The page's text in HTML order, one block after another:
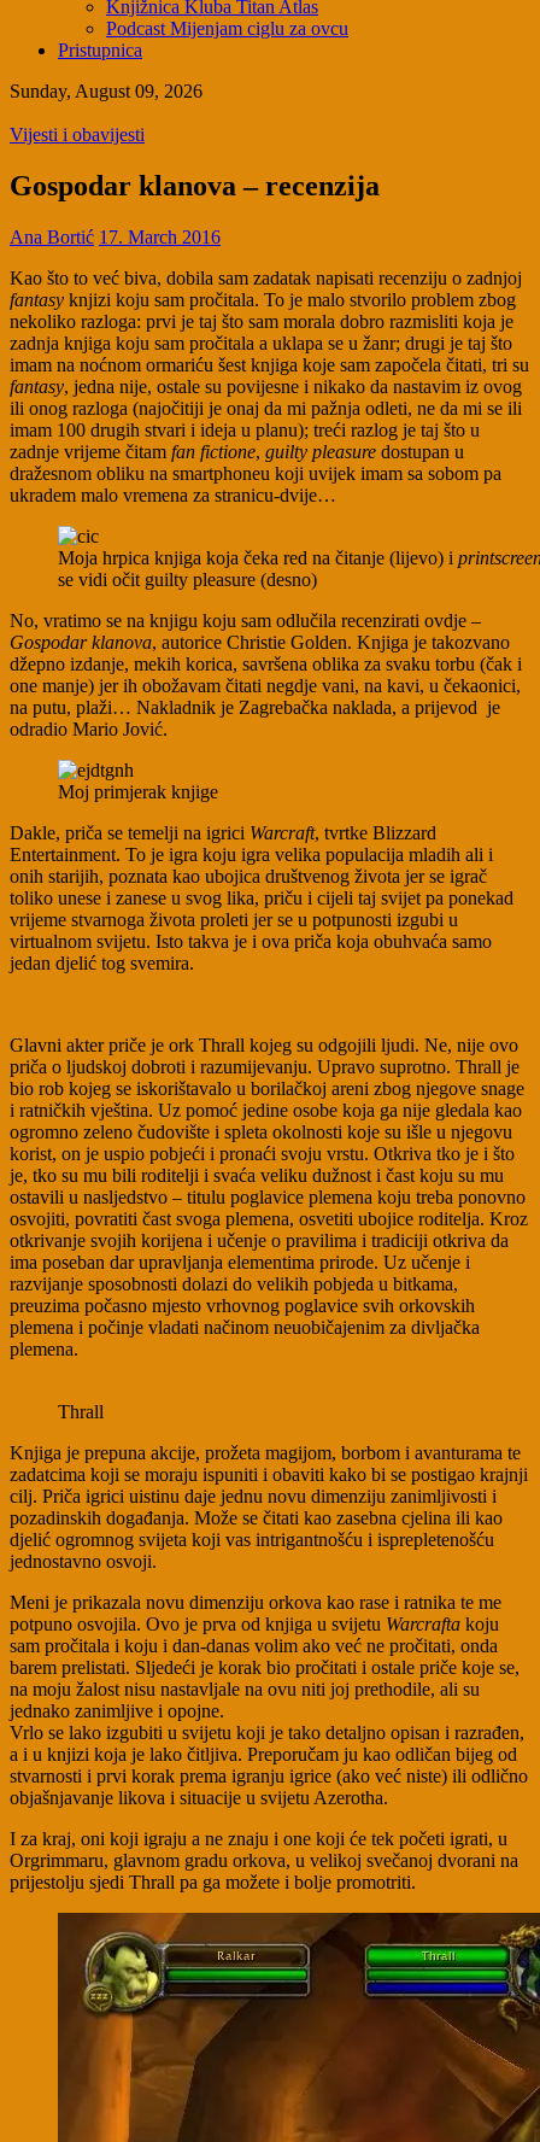
Knjižnica Kluba Titan Atlas
Podcast Mijenjam ciglu za ovcu
Pristupnica
Sunday, August 09, 2026
Vijesti i obavijesti
Gospodar klanova – recenzija
Ana Bortić 17. March 2016
Kao što to već biva, dobila sam zadatak napisati recenziju o zadnjoj
fantasy knjizi koju sam pročitala. To je malo stvorilo problem zbog
nekoliko razloga: prvi je taj što sam morala dobro razmisliti koja je
zadnja knjiga koju sam pročitala a uklapa se u žanr; drugi je taj što
imam na noćnom ormariću šest knjiga koje sam započela čitati, tri su
fantasy, jedna nije, ostale su povijesne i nikako da nastavim iz ovog
ili onog razloga (najočitiji je onaj da mi pažnja odleti, ne da mi se ili
imam 100 drugih stvari i ideja u planu); treći razlog je taj što u
zadnje vrijeme čitam fan fictione, guilty pleasure dostupan u
dražesnom obliku na smartphoneu koji uvijek imam sa sobom pa
ukradem malo vremena za stranicu-dvije…
Moja hrpica knjiga koja čeka red na čitanje (lijevo) i
se vidi očit guilty pleasure (desno)
No, vratimo se na knjigu koju sam odlučila recenzirati ovdje –
Gospodar klanova, autorice Christie Golden. Knjiga je takozvano
džepno izdanje, mekih korica, savršena oblika za svaku torbu (čak i
one manje) jer ih obožavam čitati negdje vani, na kavi, u čekaonici,
na putu, plaži… Nakladnik je Zagrebačka naklada, a prijevod je
odradio Mario Jović.
Moj primjerak knjige
Dakle, priča se temelji na igrici Warcraft, tvrtke Blizzard
Entertainment. To je igra koju igra velika populacija mladih ali i
onih starijih, poznata kao ubojica društvenog života jer se igrač
toliko unese i zanese u svog lika, priču i cijeli taj svijet pa ponekad
vrijeme stvarnoga života proleti jer se u potpunosti izgubi u
virtualnom svijetu. Isto takva je i ova priča koja obuhvaća samo
jedan djelić tog svemira.
Glavni akter priče je ork Thrall kojeg su odgojili ljudi. Ne, nije ovo
priča o ljudskoj dobroti i razumijevanju. Upravo suprotno. Thrall je
bio rob kojeg se iskorištavalo u borilačkoj areni zbog njegove snage
i ratničkih vještina. Uz pomoć jedine osobe koja ga nije gledala kao
ogromno zeleno čudovište i spleta okolnosti koje su išle u njegovu
korist, on je uspio pobjeći i pronaći svoju vrstu. Otkriva tko je i što
je, tko su mu bili roditelji i svaća veliku dužnost i čast koju su mu
ostavili u nasljedstvo – titulu poglavice plemena koju treba ponovno
osvojiti, povratiti čast svoga plemena, osvetiti ubojice roditelja. Kroz
otkrivanje svojih korijena i učenje o pravilima i tradiciji otkriva da
ima poseban dar upravljanja elementima prirode. Uz učenje i
razvijanje sposobnosti dolazi do velikih pobjeda u bitkama,
preuzima počasno mjesto vrhovnog poglavice svih orkovskih
plemena i počinje vladati načinom neuobičajenim za divljačka
plemena.
Thrall
Knjiga je prepuna akcije, prožeta magijom, borbom i avanturama te
zadatcima koji se moraju ispuniti i obaviti kako bi se postigao krajnji
cilj. Priča igrici uistinu daje jednu novu dimenziju zanimljivosti i
pozadinskih događanja. Može se čitati kao zasebna cjelina ili kao
djelić ogromnog svijeta koji vas intrigantnošću i isprepletenošću
jednostavno osvoji.
Meni je prikazala novu dimenziju orkova kao rase i ratnika te me
potpuno osvojila. Ovo je prva od knjiga u svijetu Warcrafta koju
sam pročitala i koju i dan-danas volim ako već ne pročitati, onda
barem prelistati. Sljedeći je korak bio pročitati i ostale priče koje se,
na moju žalost nisu nastavljale na ovu niti joj prethodile, ali su
jednako zanimljive i opojne.
Vrlo se lako izgubiti u svijetu koji je tako detaljno opisan i razrađen,
a i u knjizi koja je lako čitljiva. Preporučam ju kao odličan bijeg od
stvarnosti i prvi korak prema igranju igrice (ako već niste) ili odlično
objašnjavanje likova i situacije u svijetu Azerotha.
I za kraj, oni koji igraju a ne znaju i one koji će tek početi igrati, u
Orgrimmaru, glavnom gradu orkova, u velikoj svečanoj dvorani na
prijestolju sjedi Thrall pa ga možete i bolje promotriti.